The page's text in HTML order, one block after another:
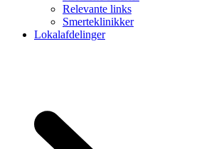
Relevante links
Smerteklinikker
Lokalafdelinger